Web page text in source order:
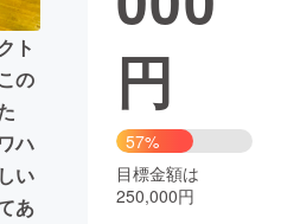
性化
CAMPFIRE Creation
machi-ya コミュニティ
ト
の
ハ
い
あ
円
57%
目標金額は
250,000円